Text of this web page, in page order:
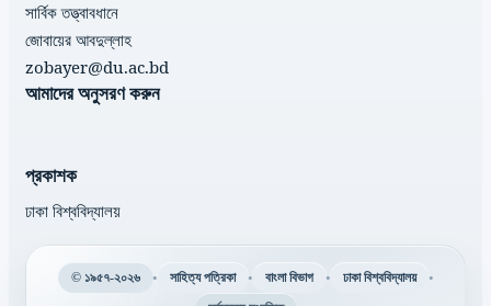
সার্বিক তত্ত্বাবধানে
জোবায়ের আবদুল্লাহ
zobayer@du.ac.bd
আমাদের অনুসরণ করুন
প্রকাশক
ঢাকা বিশ্ববিদ্যালয়
© ১৯৫৭-২০২৬ • সাহিত্য পত্রিকা • বাংলা বিভাগ • ঢাকা বিশ্ববিদ্যালয় •